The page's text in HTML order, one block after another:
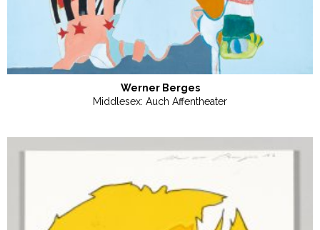
Werner Berges
Middlesex: Auch Affentheater